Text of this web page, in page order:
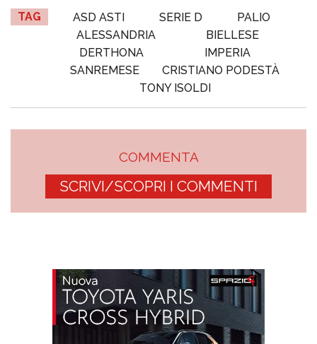
TAG ASD ASTI SERIE D
PALIO
ALESSANDRIA
BIELLESE
DERTHONA
IMPERIA
SANREMESE
CRISTIANO PODESTÀ
TONY ISOLDI
COMMENTA
SCRIVI/SCOPRI I COMMENTI